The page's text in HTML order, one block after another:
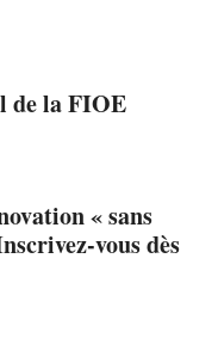
de la FIOE
« sans
vous dès